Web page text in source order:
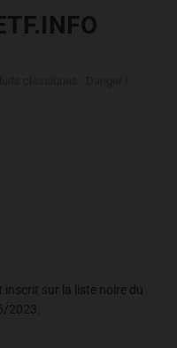
inscrit sur la liste noire du
2023.